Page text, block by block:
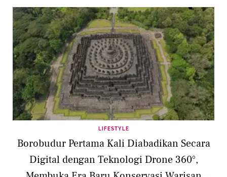
LIFESTYLE
Borobudur Pertama Kali Diabadikan Secara
Digital dengan Teknologi Drone 360°,